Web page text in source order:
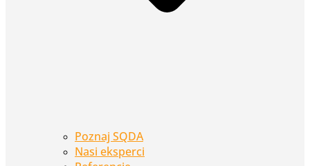
Poznaj SQDA
Nasi eksperci